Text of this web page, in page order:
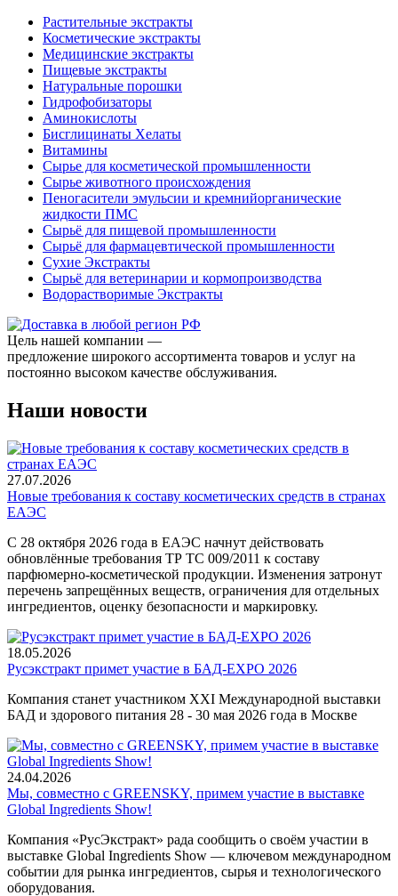
Растительные экстракты
Косметические экстракты
Медицинские экстракты
Пищевые экстракты
Натуральные порошки
Гидрофобизаторы
Аминокислоты
Бисглицинаты Хелаты
Витамины
Сырье для косметической промышленности
Сырье животного происхождения
Пеногасители эмульсии и кремнийорганические
жидкости ПМС
Сырьё для пищевой промышленности
Сырьё для фармацевтической промышленности
Сухие Экстракты
Сырьё для ветеринарии и кормопроизводства
Водорастворимые Экстракты
Цель нашей компании —
предложение широкого ассортимента товаров и услуг на
постоянно высоком качестве обслуживания.
Наши новости
27.07.2026
Новые требования к составу косметических средств в странах
ЕАЭС
С 28 октября 2026 года в ЕАЭС начнут действовать
обновлённые требования ТР ТС 009/2011 к составу
парфюмерно-косметической продукции. Изменения затронут
перечень запрещённых веществ, ограничения для отдельных
ингредиентов, оценку безопасности и маркировку.
18.05.2026
Русэкстракт примет участие в БАД-EXPO 2026
Компания станет участником XXI Международной выставки
БАД и здорового питания 28 - 30 мая 2026 года в Москве
24.04.2026
Мы, совместно с GREENSKY, примем участие в выставке
Global Ingredients Show!
Компания «РусЭкстракт» рада сообщить о своём участии в
выставке Global Ingredients Show — ключевом международном
событии для рынка ингредиентов, сырья и технологического
оборудования.